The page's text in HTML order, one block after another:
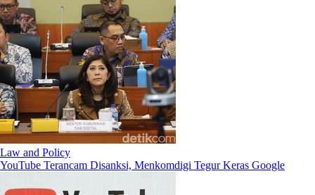
Law and Policy
YouTube Terancam Disanksi, Menkomdigi Tegur Keras Google